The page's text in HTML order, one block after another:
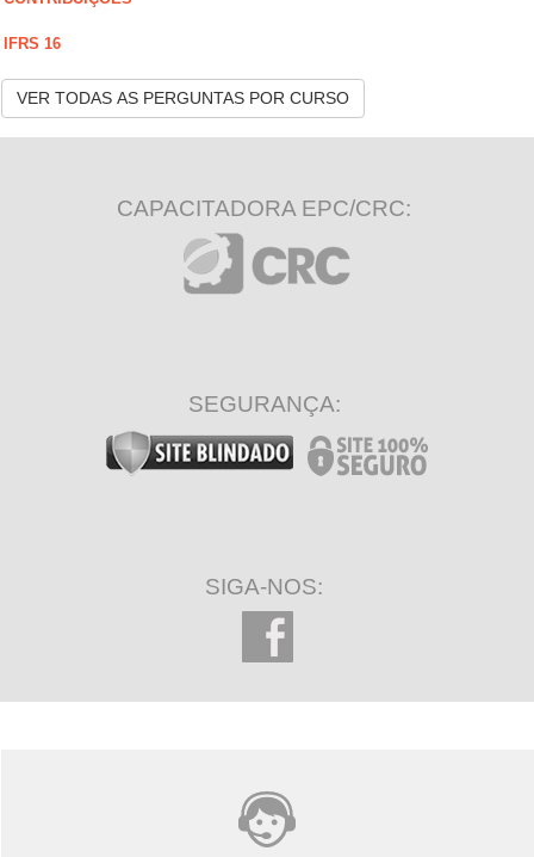
IFRS 16
VER TODAS AS PERGUNTAS POR CURSO
CAPACITADORA EPC/CRC:
SEGURANÇA:
SIGA-NOS: